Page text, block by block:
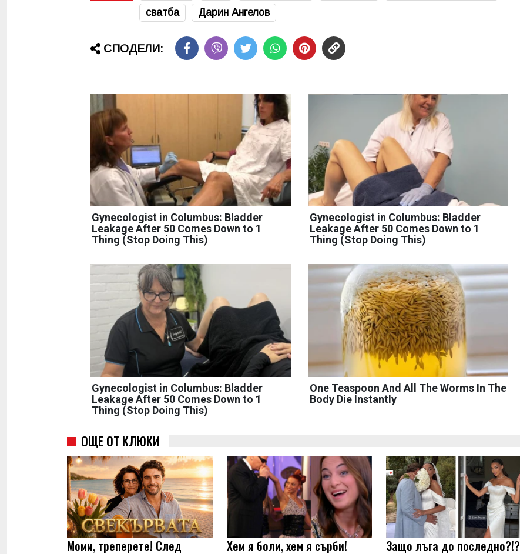
сватба
Дарин Ангелов
СПОДЕЛИ:
Gynecologist in Columbus: Bladder
Leakage After 50 Comes Down to 1
Thing (Stop Doing This)
Gynecologist in Columbus: Bladder
Leakage After 50 Comes Down to 1
Thing (Stop Doing This)
Gynecologist in Columbus: Bladder
Leakage After 50 Comes Down to 1
Thing (Stop Doing This)
One Teaspoon And All The Worms In The
Body Die Instantly
ОЩЕ ОТ КЛЮКИ
Моми, треперете! След
Хем я боли, хем я сърби!
Защо лъга до последно?!?